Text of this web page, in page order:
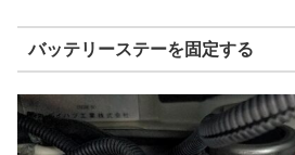
バッテリーステーを固定する